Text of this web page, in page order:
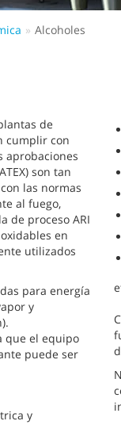
Alcoholes
de
cumplir con
aprobaciones
son tan
las normas
al fuego,
de proceso ARI
en
utilizados
para energía
y
que el equipo
puede ser
y